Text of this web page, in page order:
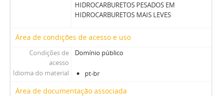
HIDROCARBURETOS PESADOS EM
HIDROCARBURETOS MAIS LEVES
Área de condições de acesso e uso
Condições de
acesso
Domínio público
Idioma do material pt-br
Área de documentação associada